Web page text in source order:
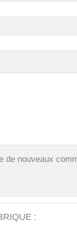
de nouveaux
: